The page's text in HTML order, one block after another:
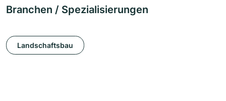
Branchen / Spezialisierungen
Landschaftsbau